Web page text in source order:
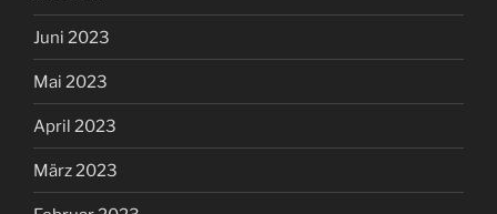
Juni 2023
Mai 2023
April 2023
März 2023